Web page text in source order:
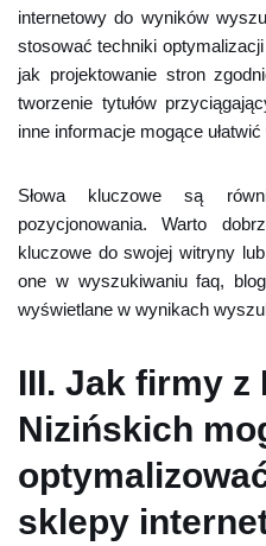
internetowy do wyników
stosować techniki
jak projektowanie stron
tworzenie tytułów
inne informacje mogące
Słowa kluczowe są
pozycjonowania. Warto
kluczowe do swojej witryny
one w wyszukiwaniu faq,
wyświetlane w wynikach
III. Jak firmy z
Nizińskich
sklepy